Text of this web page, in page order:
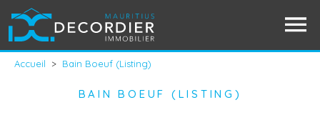
Accueil > Bain Boeuf (Listing)
BAIN BOEUF (LISTING)